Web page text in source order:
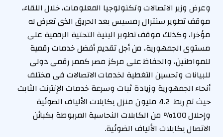
وعرض وزير الاتصالات وتكنولوجيا المعلومات، خلال اللقاء،
موقف تطوير سنترال رمسيس بعد الحريق الذى تعرض له
مؤخرا، وكذلك موقف تطوير البنية التحتية الرقمية على
مستوى الجمهورية، من أجل تقديم أفضل خدمات رقمية
للمواطنين، والحفاظ على مركز مصر كممر رقمى دولى
للبيانات وتحسين التغطية لخدمات الاتصالات فى مختلف
أنحاء الجمهورية وزيادة ثبات وسرعة خدمات الإنترنت الثابت
حيث تم ربط 4.2 مليون منزل بكابلات الألياف الضوئية
وإحلال 100% من الكابلات النحاسية المربوطة بكبائن
الاتصال بكابلات الألياف الضوئية.